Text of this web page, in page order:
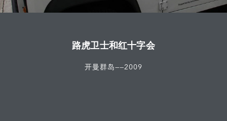
路虎卫士和红十字会
开曼群岛——2009